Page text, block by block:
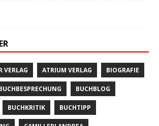
VERLAG ATRIUM VERLAG BIOGRAFIE
BUCHBLOG
BUCHKRITIK BUCHTIPP